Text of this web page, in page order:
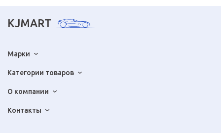
KJMART
Марки
Категории товаров
О компании
Контакты